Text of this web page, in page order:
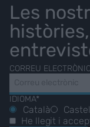
Les
CORREU ELECTRÒNIC
IDIOMA*
Català
He llegit i